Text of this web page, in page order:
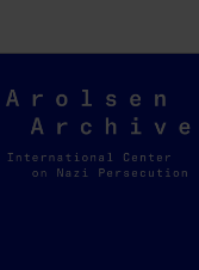
Arolsen
Archives